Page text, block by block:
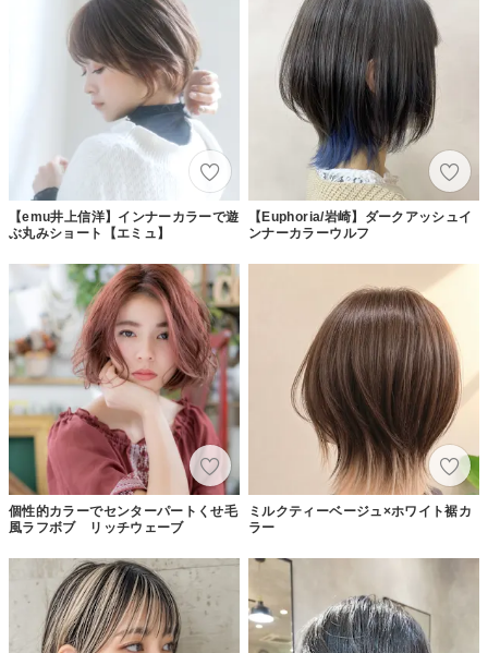
【emu井上信洋】インナーカラーで遊
ぶ丸みショート【エミュ】
【Euphoria/岩崎】ダークアッシュイ
ンナーカラーウルフ
個性的カラーでセンターパートくせ毛
風ラフボブ リッチウェーブ
ミルクティーベージュ×ホワイト裾カ
ラー